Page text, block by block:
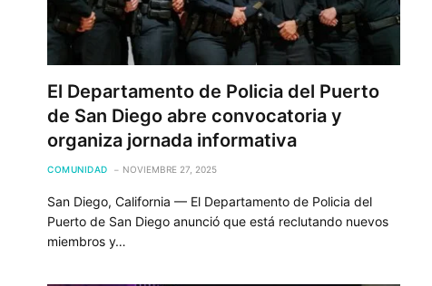
El Departamento de Policia del Puerto
de San Diego abre convocatoria y
organiza jornada informativa
COMUNIDAD NOVIEMBRE 27, 2025
San Diego, California — El Departamento de Policia del
Puerto de San Diego anunció que está reclutando nuevos
miembros y…